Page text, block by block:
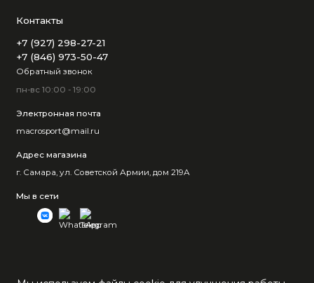
Контакты
+7 (927) 298-27-21
+7 (846) 973-50-47
Обратный звонок
пн-вс 10:00 - 19:00
Электронная почта
macrosport@mail.ru
Адрес магазина
г. Самара, ул. Советской Армии, дом 219А
Мы в сети